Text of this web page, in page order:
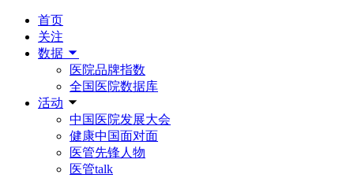
首页
关注
数据
医院品牌指数
全国医院数据库
活动
中国医院发展大会
健康中国面对面
医管先锋人物
医管talk